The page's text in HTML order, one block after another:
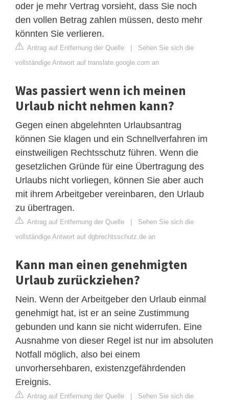
oder je mehr Vertrag vorsieht, dass Sie noch
den vollen Betrag zahlen müssen, desto mehr
könnten Sie verlieren.
Antrag auf Entfernung der Quelle | Sehen Sie sich die
vollständige Antwort auf translate.google.com an
Was passiert wenn ich meinen
Urlaub nicht nehmen kann?
Gegen einen abgelehnten Urlaubsantrag
können Sie klagen und ein Schnellverfahren im
einstweiligen Rechtsschutz führen. Wenn die
gesetzlichen Gründe für eine Übertragung des
Urlaubs nicht vorliegen, können Sie aber auch
mit ihrem Arbeitgeber vereinbaren, den Urlaub
zu übertragen.
Antrag auf Entfernung der Quelle | Sehen Sie sich die
vollständige Antwort auf dgbrechtsschutz.de an
Kann man einen genehmigten
Urlaub zurückziehen?
Nein. Wenn der Arbeitgeber den Urlaub einmal
genehmigt hat, ist er an seine Zustimmung
gebunden und kann sie nicht widerrufen. Eine
Ausnahme von dieser Regel ist nur im absoluten
Notfall möglich, also bei einem
unvorhersehbaren, existenzgefährdenden
Ereignis.
Antrag auf Entfernung der Quelle | Sehen Sie sich die